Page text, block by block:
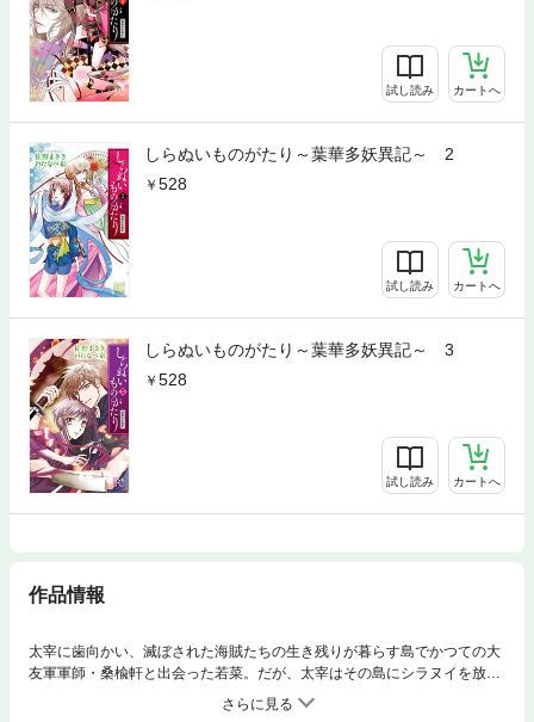
試し読み カートへ
しらぬいものがたり～葉華多妖異記～ 2
528
試し読み カートへ
しらぬいものがたり～葉華多妖異記～ 3
528
試し読み カートへ
作品情報
太宰に歯向かい、滅ぼされた海賊たちの生き残りが暮らす島でかつての大
友軍軍師・桑楡軒と出会った若菜。だが、太宰はその島にシラヌイを放
つ。絶体絶命の危機に現れた“海賊の長”とは…!?